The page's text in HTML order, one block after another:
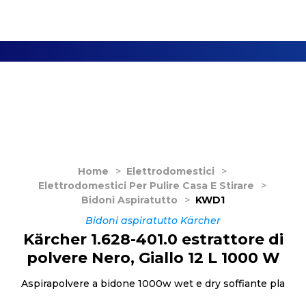
Home > Elettrodomestici
>
Elettrodomestici Per Pulire Casa E Stirare
>
Bidoni Aspiratutto
> KWD1
Bidoni aspiratutto Kärcher
Kärcher 1.628-401.0 estrattore di
polvere Nero, Giallo 12 L 1000 W
Aspirapolvere a bidone 1000w wet e dry soffiante pla